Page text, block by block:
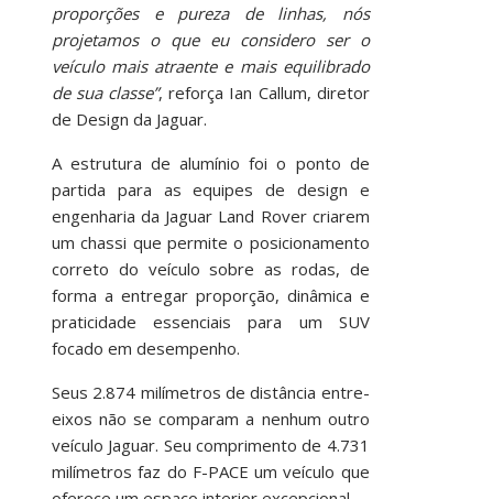
proporções e pureza de linhas, nós
projetamos o que eu considero ser o
veículo mais atraente e mais equilibrado
de sua classe”, reforça Ian Callum, diretor
de Design da Jaguar.
A estrutura de alumínio foi o ponto de
partida para as equipes de design e
engenharia da Jaguar Land Rover criarem
um chassi que permite o posicionamento
correto do veículo sobre as rodas, de
forma a entregar proporção, dinâmica e
praticidade essenciais para um SUV
focado em desempenho.
Seus 2.874 milímetros de distância entre-
eixos não se comparam a nenhum outro
veículo Jaguar. Seu comprimento de 4.731
milímetros faz do F-PACE um veículo que